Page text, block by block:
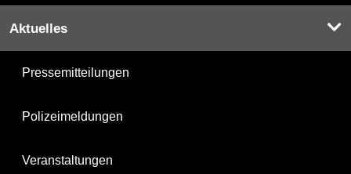
Aktuelles
Pressemitteilungen
Polizeimeldungen
Veranstaltungen